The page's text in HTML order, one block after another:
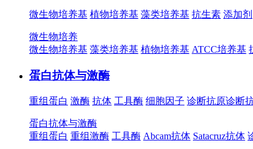
微生物培养基 植物培养基 藻类培养基 抗生素 添加剂
微生物培养
微生物培养基 藻类培养基 植物培养基 ATCC培养基
蛋白抗体与激酶
重组蛋白 激酶 抗体 工具酶 细胞因子 诊断抗原诊断
蛋白抗体与激酶
重组蛋白 重组激酶 工具酶 Abcam抗体 Satacruz抗体